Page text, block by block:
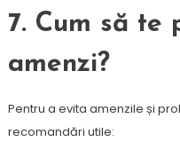
7. Cum să te
amenzi?
Pentru a evita amenzile și
recomandări utile: